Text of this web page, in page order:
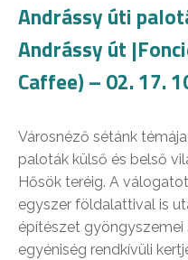
Andrássy úti
Andrássy út
Caffee) – 02. 17.
Városnéző sétánk
paloták külső és belső
Hősök teréig. A
egyszer földalattival is
építészet gyöngyszemei
egyéniség rendkívüli